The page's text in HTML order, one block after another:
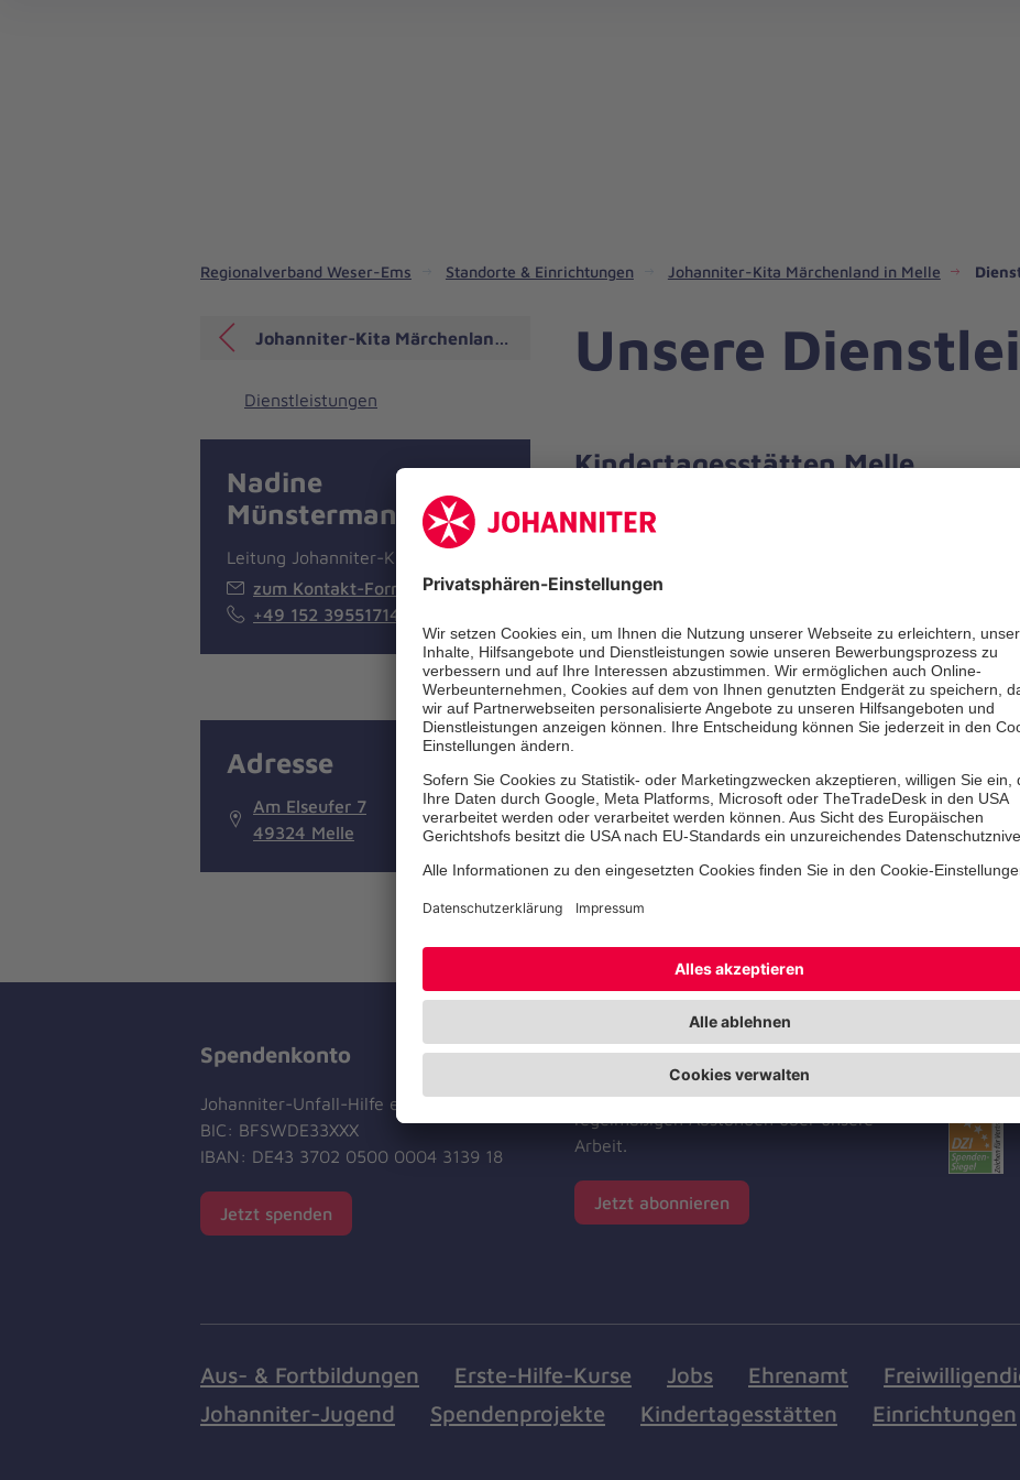
Regionalverband Weser-Ems Standorte & Einrichtungen Johanniter-Kita Märchenland in Melle
Unsere
Kindertagesstätten Melle
Unsere Kindertagesstätten bieten ganztägige
eine moderne Pädagogik, berücksichtigen die
Johanniter-Kita Märchenland in Melle
Dienstleistungen
Nadine
Münstermann
Leitung Johanniter-Kita
zum Kontakt-Formular
+49 152 39551714
Adresse
Am Elseufer 7
49324 Melle
Spendenkonto
Johanniter-Unfall-Hilfe e.V.
BIC: BFSWDE33XXX
IBAN: DE43 3702 0500 0004 3139 18
Jetzt spenden
Jetzt abonnieren
Der Newsletter informiert Sie in
regelmäßigen Abständen über unsere
Arbeit.
Jetzt abonnieren
Aus- & Fortbildungen Erste-Hilfe-Kurse Jobs Ehrenamt
Johanniter-Jugend
Spendenprojekte Kindertagesstätten Einrichtungen